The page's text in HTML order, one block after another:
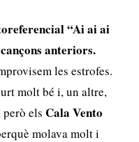
“Ai ai ai
anteriors.
les estrofes.
molt bé i, un altre,
però elsCala Vento
molava molt i